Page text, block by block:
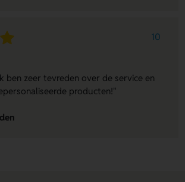
10
ben zeer tevreden over de service en
producten!"